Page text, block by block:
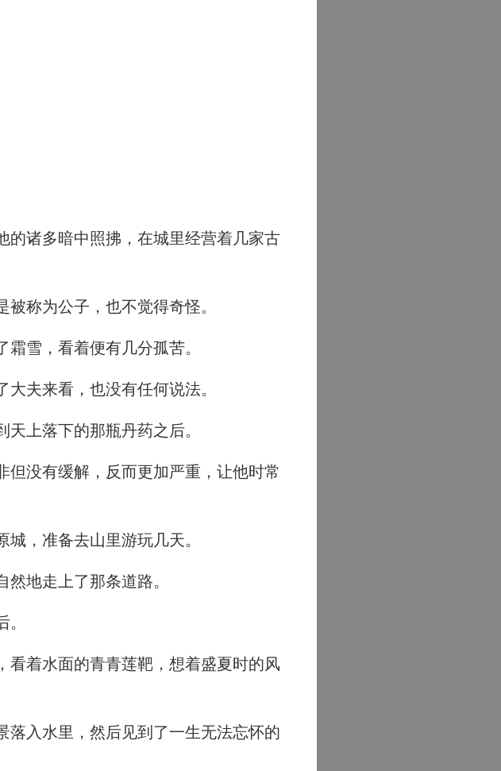
诸多暗中照拂，在城里经营着几家古
称为公子，也不觉得奇怪。
雪，看着便有几分孤苦。
夫来看，也没有任何说法。
上落下的那瓶丹药之后。
没有缓解，反而更加严重，让他时常
，准备去山里游玩几天。
地走上了那条道路。
着水面的青青莲靶，想着盛夏时的风
入水里，然后见到了一生无法忘怀的